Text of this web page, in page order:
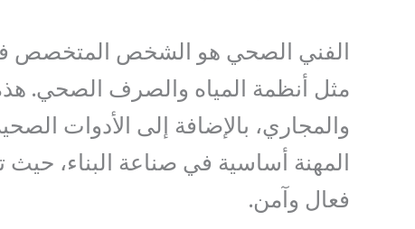
الفني الصحي هو الشخص المتخصص في
مثل أنظمة المياه والصرف الصحي. هذه
والمجاري، بالإضافة إلى الأدوات
المهنة أساسية في صناعة البناء،
فعال وآمن.